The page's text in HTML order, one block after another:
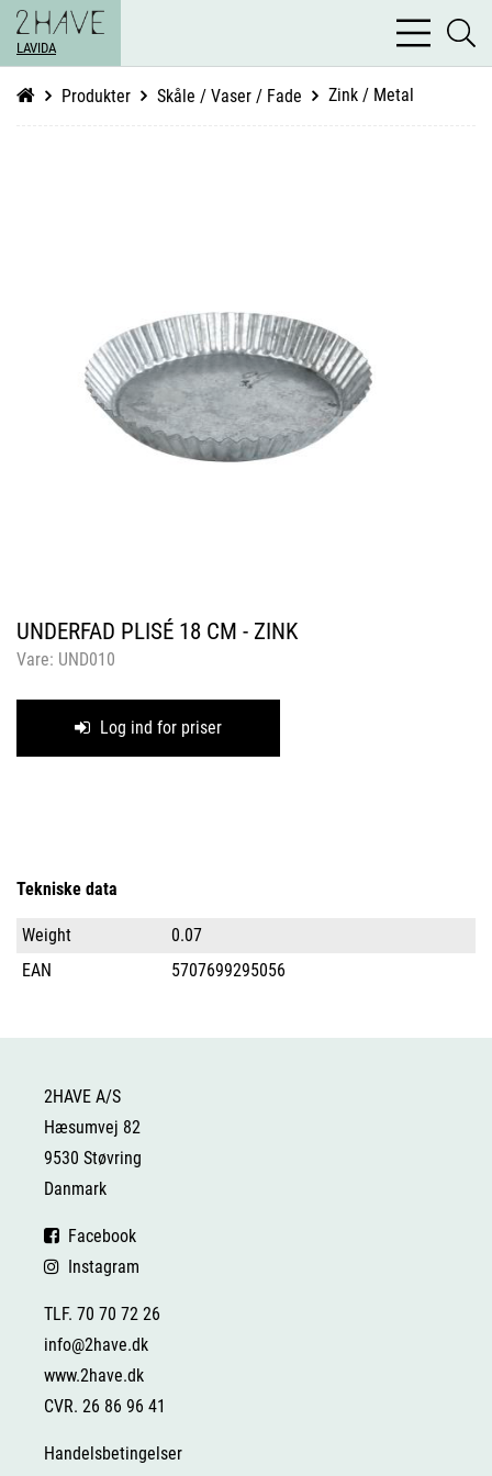
LAVIDA
bars
light
Produkter Skåle / Vaser / Fade Zink / Metal
UNDERFAD PLISÉ 18 CM - ZINK
Vare: UND010
Log ind for priser
Tekniske data
Weight
0.07
EAN
5707699295056
2HAVE A/S
Hæsumvej 82
9530 Støvring
Danmark
Facebook
Instagram
TLF. 70 70 72 26
info@2have.dk
www.2have.dk
CVR. 26 86 96 41
Handelsbetingelser